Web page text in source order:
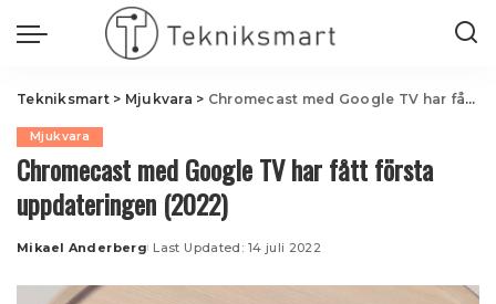
Tekniksmart> Mjukvara > Chromecast med Google TV har fått första uppdateringen (2022)
Mjukvara
Chromecast med Google TV har fått första
uppdateringen (2022)
Posted
Mikael Anderberg Last Updated: 14 juli 2022